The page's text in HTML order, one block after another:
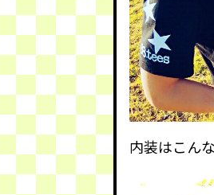
内装はこん